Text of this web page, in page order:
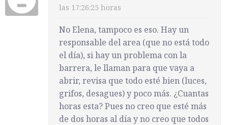
las 17:26:25 horas
No Elena, tampoco es eso. Hay un
responsable del area (que no está todo
el día), si hay un problema con la
barrera, le llaman para que vaya a
abrir, revisa que todo esté bien (luces,
grifos, desagues) y poco más. ¿Cuantas
horas esta? Pues no creo que esté más
de dos horas al día y no creo que todos